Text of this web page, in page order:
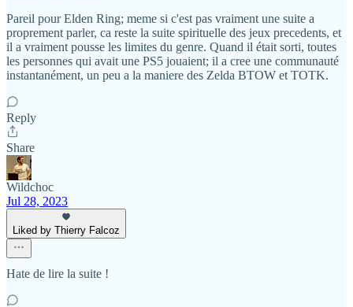
Pareil pour Elden Ring; meme si c'est pas vraiment une suite a
proprement parler, ca reste la suite spirituelle des jeux precedents, et
il a vraiment pousse les limites du genre. Quand il était sorti, toutes
les personnes qui avait une PS5 jouaient; il a cree une communauté
instantanément, un peu a la maniere des Zelda BTOW et TOTK.
Reply
Share
Wildchoc
Jul 28, 2023
Liked by Thierry Falcoz
Hate de lire la suite !